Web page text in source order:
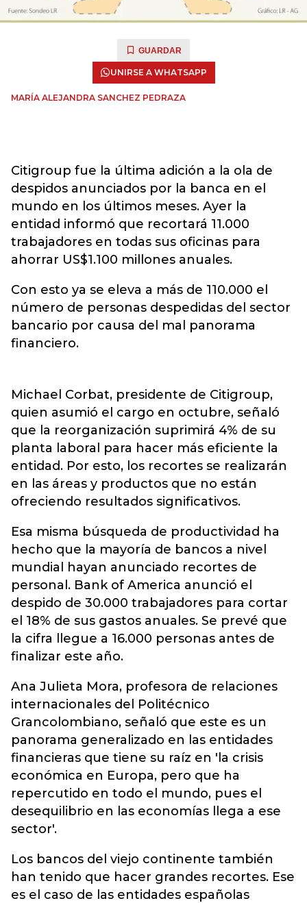
GUARDAR
UNIRSE A WHATSAPP
MARÍA ALEJANDRA SANCHEZ PEDRAZA
Citigroup fue la última adición a la ola de
despidos anunciados por la banca en el
mundo en los últimos meses. Ayer la
entidad informó que recortará 11.000
trabajadores en todas sus oficinas para
ahorrar US$1.100 millones anuales.
Con esto ya se eleva a más de 110.000 el
número de personas despedidas del sector
bancario por causa del mal panorama
financiero.
Michael Corbat, presidente de Citigroup,
quien asumió el cargo en octubre, señaló
que la reorganización suprimirá 4% de su
planta laboral para hacer más eficiente la
entidad. Por esto, los recortes se realizarán
en las áreas y productos que no están
ofreciendo resultados significativos.
Esa misma búsqueda de productividad ha
hecho que la mayoría de bancos a nivel
mundial hayan anunciado recortes de
personal. Bank of America anunció el
despido de 30.000 trabajadores para cortar
el 18% de sus gastos anuales. Se prevé que
la cifra llegue a 16.000 personas antes de
finalizar este año.
Ana Julieta Mora, profesora de relaciones
internacionales del Politécnico
Grancolombiano, señaló que este es un
panorama generalizado en las entidades
financieras que tiene su raíz en 'la crisis
económica en Europa, pero que ha
repercutido en todo el mundo, pues el
desequilibrio en las economías llega a ese
sector'.
Los bancos del viejo continente también
han tenido que hacer grandes recortes. Ese
es el caso de las entidades españolas